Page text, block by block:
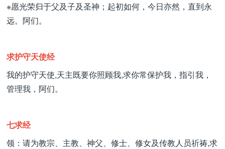
※愿光荣归于父及子及圣神；起初如何，今日亦然，直到永
远。阿们。
求护守天使经
我的护守天使,天主既要你照顾我,求你常保护我，指引我，
管理我，阿们。
七求经
领：请为教宗、主教、神父、修士、修女及传教人员祈祷,求